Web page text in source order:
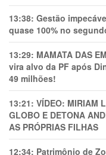
13:38: Gestão
quase 100% no
13:29: MAMATA DAS
vira alvo da PF após
49 milhões!
13:21: VÍDEO: MIRIAM
GLOBO E DETONA
AS PRÓPRIAS FILHAS
12:34: Patrimônio de